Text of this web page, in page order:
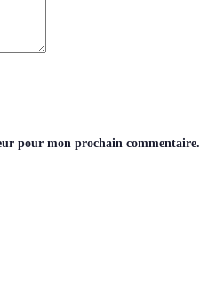
pour mon prochain commentaire.